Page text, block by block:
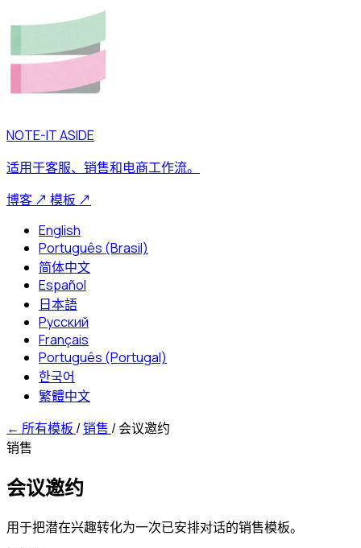
NOTE-IT ASIDE
适用于客服、销售和电商工作流。
博客 ↗ 模板 ↗
English
Português (Brasil)
简体中文
Español
日本語
Русский
Français
Português (Portugal)
한국어
繁體中文
← 所有模板 /销售 /会议邀约
销售
会议邀约
用于把潜在兴趣转化为一次已安排对话的销售模板。